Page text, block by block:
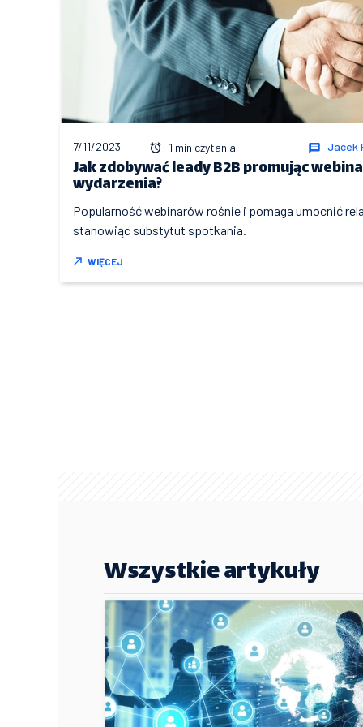
Jacek
7/11/2023 | 1 min czytania
Jak zdobywać leady B2B promując
wydarzenia?
Popularność webinarów rośnie i pomaga umocnić
stanowiąc substytut spotkania.
WIĘCEJ
Wszystkie artykuły